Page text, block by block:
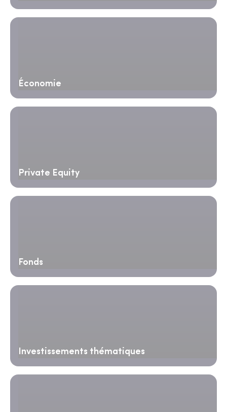
Économie
Private Equity
Fonds
Investissements thématiques